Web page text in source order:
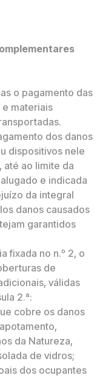
o pagamento das
materiais
dos danos
dispositivos nele
até ao limite da
e indicada
da integral
danos causados
garantidos
fixada no n.º 2, o
de
válidas
2.ª:
cobre os danos
da Natureza,
de vidros;
dos ocupantes